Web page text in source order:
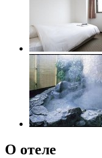
О отеле